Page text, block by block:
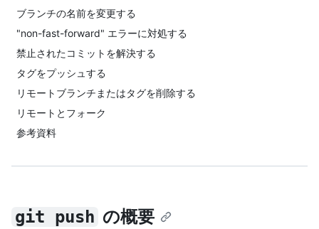
ブランチの名前を変更する
"non-fast-forward" エラーに対処する
禁止されたコミットを解決する
タグをプッシュする
リモートブランチまたはタグを削除する
リモートとフォーク
参考資料
git push の概要